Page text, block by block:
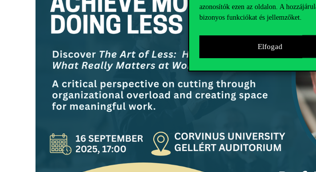
azonosítók ezen az oldalon. A
bizonyos funkciókat és jellemzőket.
Elfogad